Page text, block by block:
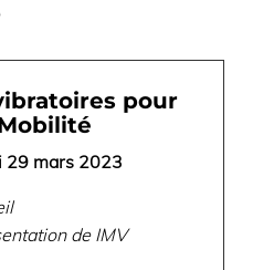
pour
Mobilité
29 mars 2023
de IMV